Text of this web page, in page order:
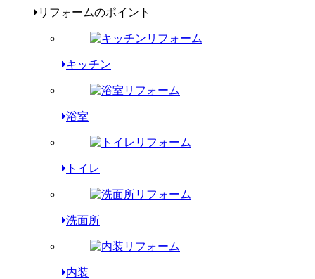
リフォームのポイント
キッチン
浴室
トイレ
洗面所
内装